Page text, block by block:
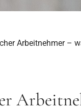
Arbeitnehmer –